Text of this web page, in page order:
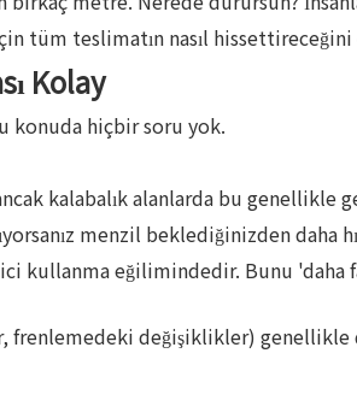
tüm teslimatın nasıl
Kolay
konuda hiçbir soru yok.
kalabalık alanlarda bu genellikle
menzil beklediğinizden daha
kullanma eğilimindedir. Bunu 'daha
değişiklikler) genellikle